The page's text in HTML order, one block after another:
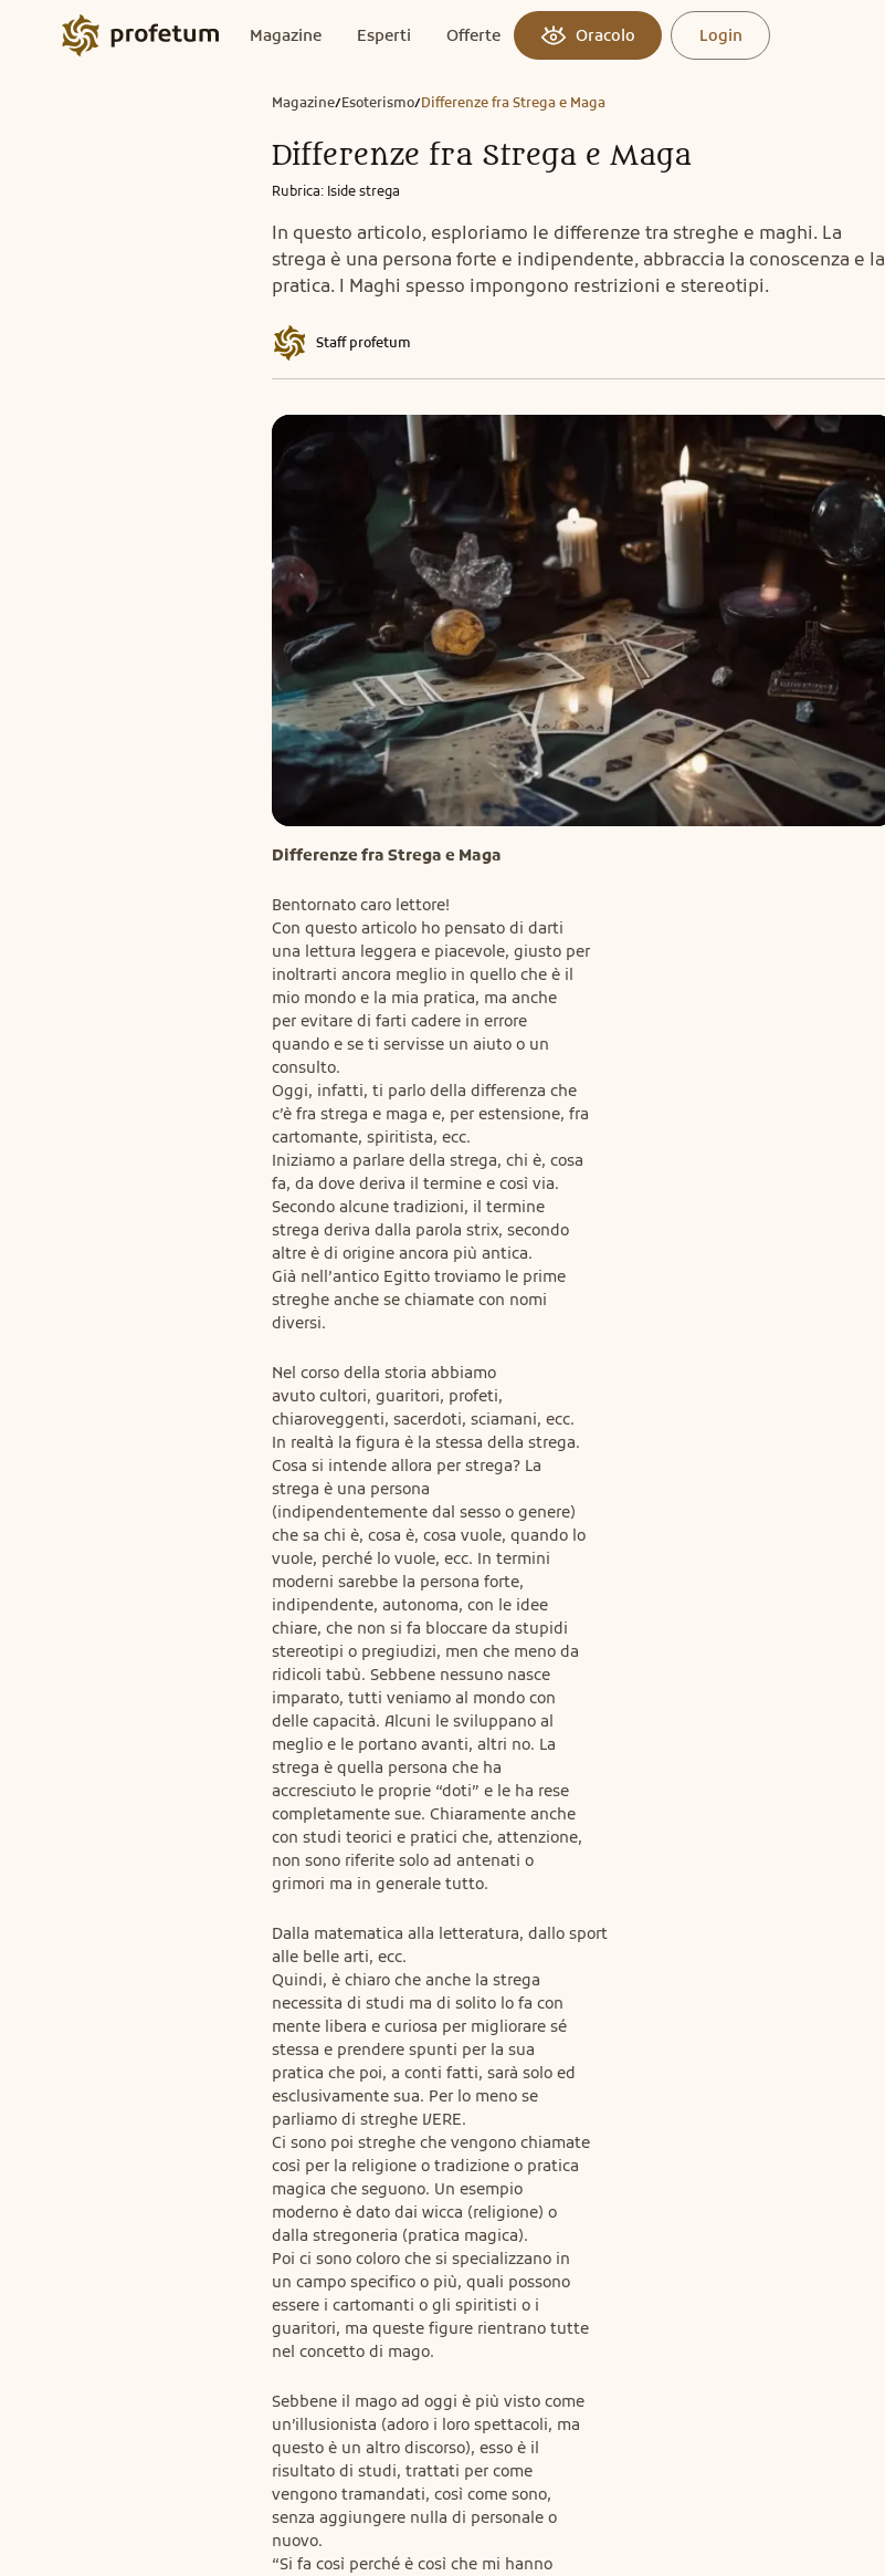
Magazine Esperti Offerte Oracolo Login
Magazine/Esoterismo/Differenze fra Strega e Maga
Differenze fra Strega e Maga
Rubrica: Iside strega
In questo articolo, esploriamo le differenze tra streghe e maghi. La
strega è una persona forte e indipendente, abbraccia la conoscenza e la
pratica. I Maghi spesso impongono restrizioni e stereotipi.
Staff profetum
Differenze fra Strega e Maga
Bentornato caro lettore!
Con questo articolo ho pensato di darti
una lettura leggera e piacevole, giusto per
inoltrarti ancora meglio in quello che è il
mio mondo e la mia pratica, ma anche
per evitare di farti cadere in errore
quando e se ti servisse un aiuto o un
consulto.
Oggi, infatti, ti parlo della differenza che
c’è fra strega e maga e, per estensione, fra
cartomante, spiritista, ecc.
Iniziamo a parlare della strega, chi è, cosa
fa, da dove deriva il termine e così via.
Secondo alcune tradizioni, il termine
strega deriva dalla parola strix, secondo
altre è di origine ancora più antica.
Già nell’antico Egitto troviamo le prime
streghe anche se chiamate con nomi
diversi.
Nel corso della storia abbiamo
avuto cultori, guaritori, profeti,
chiaroveggenti, sacerdoti, sciamani, ecc.
In realtà la figura è la stessa della strega.
Cosa si intende allora per strega? La
strega è una persona
(indipendentemente dal sesso o genere)
che sa chi è, cosa è, cosa vuole, quando lo
vuole, perché lo vuole, ecc. In termini
moderni sarebbe la persona forte,
indipendente, autonoma, con le idee
chiare, che non si fa bloccare da stupidi
stereotipi o pregiudizi, men che meno da
ridicoli tabù. Sebbene nessuno nasce
imparato, tutti veniamo al mondo con
delle capacità. Alcuni le sviluppano al
meglio e le portano avanti, altri no. La
strega è quella persona che ha
accresciuto le proprie “doti” e le ha rese
completamente sue. Chiaramente anche
con studi teorici e pratici che, attenzione,
non sono riferite solo ad antenati o
grimori ma in generale tutto.
Dalla matematica alla letteratura, dallo sport
alle belle arti, ecc.
Quindi, è chiaro che anche la strega
necessita di studi ma di solito lo fa con
mente libera e curiosa per migliorare sé
stessa e prendere spunti per la sua
pratica che poi, a conti fatti, sarà solo ed
esclusivamente sua. Per lo meno se
parliamo di streghe VERE.
Ci sono poi streghe che vengono chiamate
così per la religione o tradizione o pratica
magica che seguono. Un esempio
moderno è dato dai wicca (religione) o
dalla stregoneria (pratica magica).
Poi ci sono coloro che si specializzano in
un campo specifico o più, quali possono
essere i cartomanti o gli spiritisti o i
guaritori, ma queste figure rientrano tutte
nel concetto di mago.
Sebbene il mago ad oggi è più visto come
un’illusionista (adoro i loro spettacoli, ma
questo è un altro discorso), esso è il
risultato di studi, trattati per come
vengono tramandati, così come sono,
senza aggiungere nulla di personale o
nuovo.
“Si fa così perché è così che mi hanno